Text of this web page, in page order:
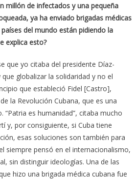
millón de infectados y una pequeña
ya ha enviado brigadas médicas
del mundo están pidiendo la
explica esto?
que yo citaba del presidente Díaz-
que globalizar la solidaridad y no el
que estableció Fidel [Castro],
la Revolución Cubana, que es una
“Patria es humanidad”, citaba mucho
y, por consiguiente, si Cuba tiene
esas soluciones son también para
siempre pensó en el internacionalismo,
sin distinguir ideologías. Una de las
hizo una brigada médica cubana fue